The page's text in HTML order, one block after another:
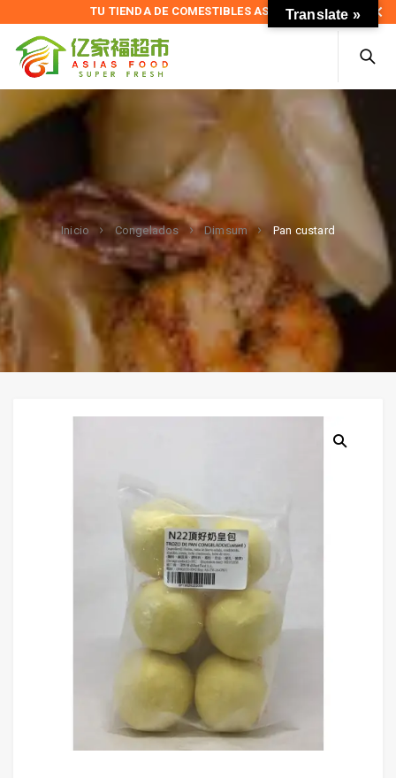
TU TIENDA DE COMESTIBLES ASIÁTICOS
Inicio Congelados Dimsum Pan custard
Translate »